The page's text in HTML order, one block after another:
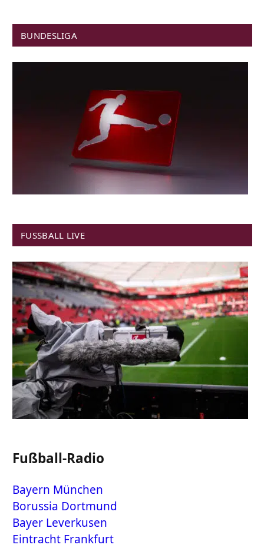
BUNDESLIGA
FUSSBALL LIVE
Fußball-Radio
Bayern München
Borussia Dortmund
Bayer Leverkusen
Eintracht Frankfurt